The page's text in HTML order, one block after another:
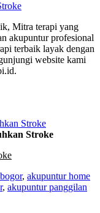
Mitra terapi yang
akupuntur profesional
terbaik layak dengan
website kami
Stroke
, akupuntur home
, akupuntur panggilan